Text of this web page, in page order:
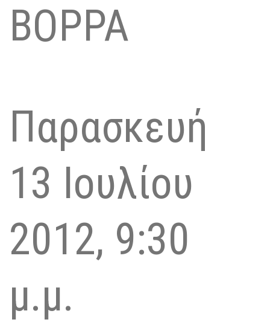
ΒΟΡΡΑ
Παρασκευή
13 Ιουλίου
2012, 9:30
μ.μ.